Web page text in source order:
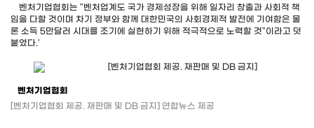
벤처기업협회는 "벤처업계도 국가 경제성장을 위해 일자리 창출과 사회적 책
임을 다할 것이며 차기 정부와 함께 대한민국의 사회경제적 발전에 기여함은 물
론 소득 5만달러 시대를 조기에 실현하기 위해 적극적으로 노력할 것"이라고 덧
붙였다.'
벤처기업협회
[벤처기업협회 제공. 재판매 및 DB 금지] 연합뉴스 제공